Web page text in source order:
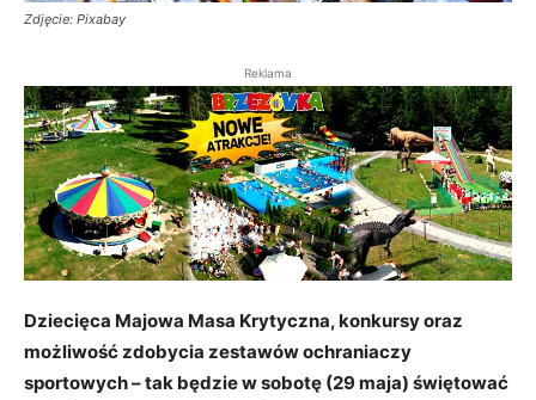
Zdjęcie: Pixabay
Reklama
Dziecięca Majowa Masa Krytyczna, konkursy oraz
możliwość zdobycia zestawów ochraniaczy
sportowych – tak będzie w sobotę (29 maja) świętować